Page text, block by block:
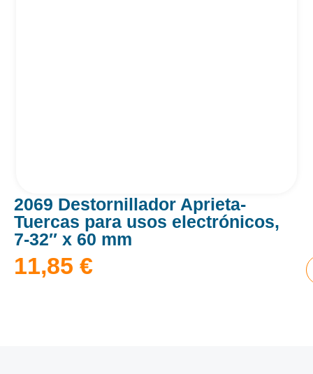
2069 Destornillador Aprieta-
Tuercas para usos electrónicos,
7-32″ x 60 mm
11,85 €